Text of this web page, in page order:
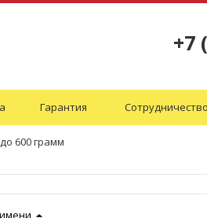
+7
Гарантия Сотрудничество
600 грамм